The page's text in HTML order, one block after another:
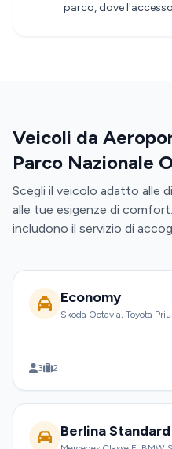
parco, dove
Veicoli da
Parco Nazionale
Scegli il veicolo adatto alle
alle tue esigenze di
includono il servizio di
Economy
Skoda Octavia, Toyota
3 2
Berlina Standard